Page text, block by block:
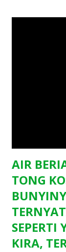
AIR
TONG
SEPERTI
KIRA,